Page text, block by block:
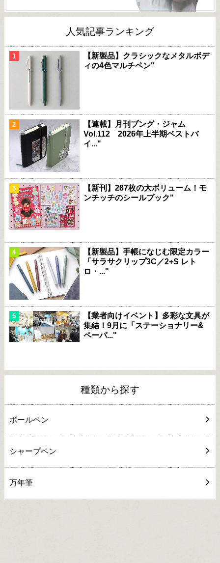
人気記事ランキング
【新製品】クラシックなメタルボデ
ィの4色マルチペン"
【連載】月刊ブング・ジャム
Vol.112 2026年上半期ベストバ
イ..."
【新刊】287枚の大ボリューム！モ
ンチッチのシールブック"
【新製品】手帳になじむ限定カラー
「サラサクリップ3C／2+S レト
ロ・..."
【業者向けイベント】多彩な文具が
集結！9月に「ステーショナリー&
ペーパ..."
種類から探す
ボールペン
シャープペン
万年筆